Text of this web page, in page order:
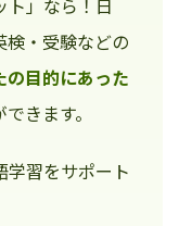
ト」なら！日
検・受験などの
の目的にあった
きます。
学習をサポート